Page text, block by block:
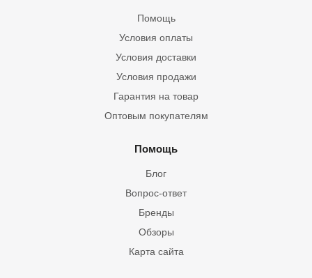
Помощь
Условия оплаты
Условия доставки
Условия продажи
Гарантия на товар
Оптовым покупателям
Помощь
Блог
Вопрос-ответ
Бренды
Обзоры
Карта сайта